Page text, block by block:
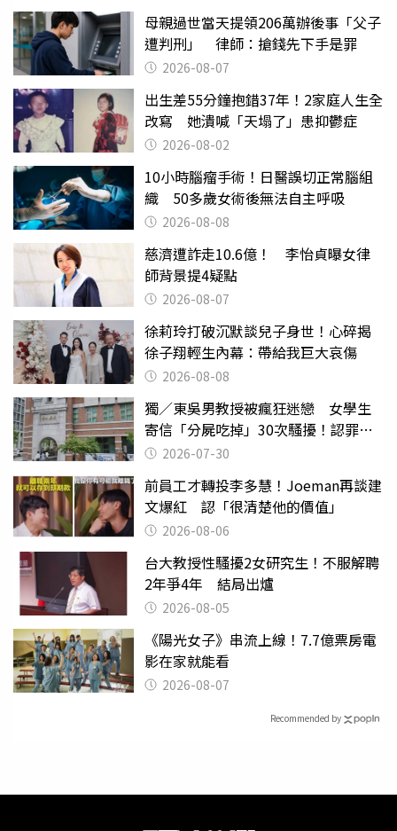
母親過世當天提領206萬辦後事「父子
遭判刑」 律師：搶錢先下手是罪
2026-08-07
出生差55分鐘抱錯37年！2家庭人生全
改寫 她潰喊「天塌了」患抑鬱症
2026-08-02
10小時腦瘤手術！日醫誤切正常腦組
織 50多歲女術後無法自主呼吸
2026-08-08
慈濟遭詐走10.6億！ 李怡貞曝女律
師背景提4疑點
2026-08-07
徐莉玲打破沉默談兒子身世！心碎揭
徐子翔輕生內幕：帶給我巨大哀傷
2026-08-08
獨／東吳男教授被瘋狂迷戀 女學生
寄信「分屍吃掉」30次騷擾！認罪免
關 2026-07-30
前員工才轉投李多慧！Joeman再談建
文爆紅 認「很清楚他的價值」
2026-08-06
台大教授性騷擾2女研究生！不服解聘
2年爭4年 結局出爐
2026-08-05
《陽光女子》串流上線！7.7億票房電
影在家就能看
2026-08-07
Recommended by